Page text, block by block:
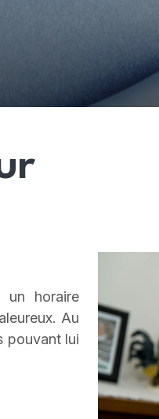
un horaire
Au
pouvant lui